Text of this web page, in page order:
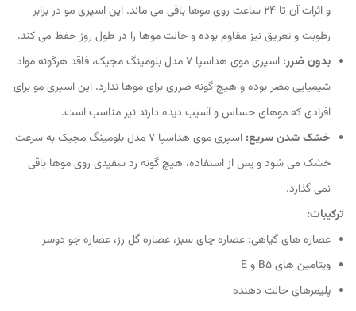
و اثرات آن تا 24 ساعت روی موها باقی می ماند. این اسپری مو در برابر
رطوبت و تعریق نیز مقاوم بوده و حالت موها را در طول روز حفظ می کند.
بدون ضرر:
اسپری موی هداسپا ۷ مدل بلومینگ مجیک، فاقد هرگونه مواد
شیمیایی مضر بوده و هیچ گونه ضرری برای موها ندارد. این اسپری مو برای
افرادی که موهای حساس و آسیب دیده دارند نیز مناسب است.
خشک شدن سریع:
اسپری موی هداسپا ۷ مدل بلومینگ مجیک به سرعت
خشک می شود و پس از استفاده، هیچ گونه رد سفیدی روی موها باقی
نمی گذارد.
ترکیبات:
عصاره های گیاهی: عصاره چای سبز، عصاره گل رز، عصاره جو دوسر
ویتامین های B5 و E
پلیمرهای حالت دهنده